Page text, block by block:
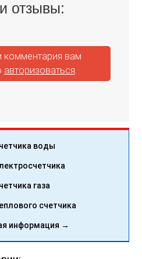
отзывы:
комментария вам
авторизоваться
воды
газа
счетчика
информация →